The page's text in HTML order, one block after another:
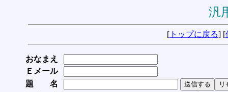
汎
[ トップに戻る] [
おなまえ
Ｅメール
題 名